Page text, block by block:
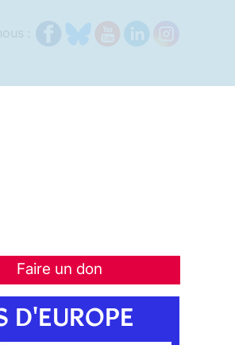
Faire un don
D'EUROPE